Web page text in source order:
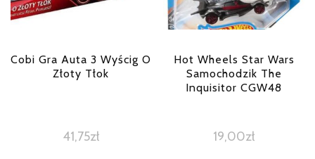
Cobi Gra Auta 3 Wyścig O
Złoty Tłok
41,75zł
Hot Wheels Star Wars
Samochodzik The
Inquisitor CGW48
19,00zł